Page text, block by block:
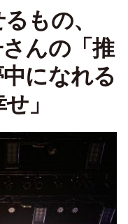
もの、
んの「推
になれる
」